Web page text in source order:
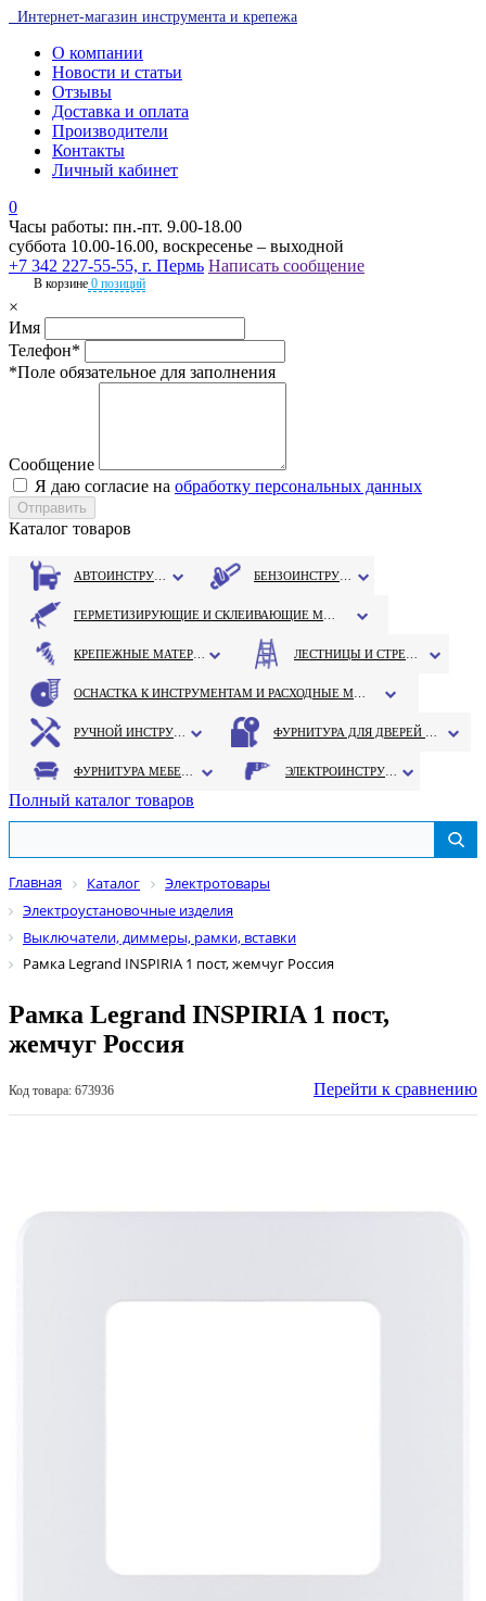
Интернет-магазин инструмента и крепежа
О компании
Новости и статьи
Отзывы
Доставка и оплата
Производители
Контакты
Личный кабинет
0
Часы работы: пн.-пт. 9.00-18.00
суббота 10.00-16.00, воскресенье – выходной
+7 342 227-55-55, г. Пермь Написать сообщение
В корзине 0 позиций
×
Имя
Телефон*
*Поле обязательное для заполнения
Сообщение
Я даю согласие на обработку персональных данных
Каталог товаров
Полный каталог товаров
Главная Каталог
Электротовары
Электроустановочные изделия
Выключатели, диммеры, рамки, вставки
Рамка Legrand INSPIRIA 1 пост, жемчуг Россия
Рамка Legrand INSPIRIA 1 пост,
жемчуг Россия
Код товара: 673936 Перейти к сравнению